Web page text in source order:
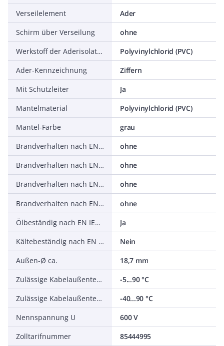
Verseilelement
Ader
Schirm über Verseilung
ohne
Werkstoff der Aderisolation
Polyvinylchlorid (PVC)
Ader-Kennzeichnung
Ziffern
Mit Schutzleiter
Ja
Mantelmaterial
Polyvinylchlorid (PVC)
Mantel-Farbe
grau
Brandverhalten nach EN 13501-6: Klasse
ohne
Brandverhalten nach EN 13501-6: Rauchentwicklung
ohne
Brandverhalten nach EN 13501-6: Abtropfverhalten
ohne
Brandverhalten nach EN 13501-6: Säureentwicklung
ohne
Ölbeständig nach EN IEC 60811-404
Ja
Kältebeständig nach EN 60811-504+505+506
Nein
Außen-Ø ca.
18,7 mm
Zulässige Kabelaußentemperatur bei Montage/Handling
-5...90 °C
Zulässige Kabelaußentemperatur nach Montage ohne Erschütterung
-40...90 °C
Nennspannung U
600 V
Zolltarifnummer
85444995